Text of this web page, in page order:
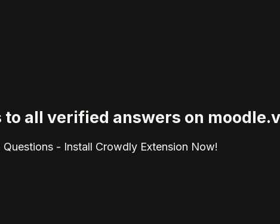
all verified answers on
- Install Crowdly Extension Now!